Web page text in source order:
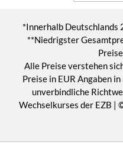
*Innerhalb Deutschlands
**Niedrigster
Alle Preise verstehen
Preise in EUR Angaben
unverbindliche
Wechselkurses der EZB |